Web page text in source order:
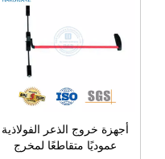
أجهزة خروج الذعر الفولاذية
عموديًا متقاطعًا لمخرج